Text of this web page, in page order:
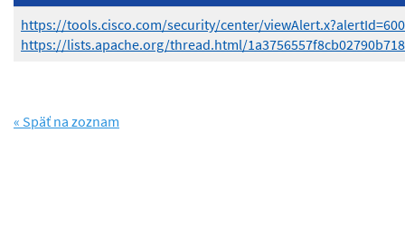
https://tools.cisco.com/security/center/
https://lists.apache.org/thread.html/
« Späť na zoznam